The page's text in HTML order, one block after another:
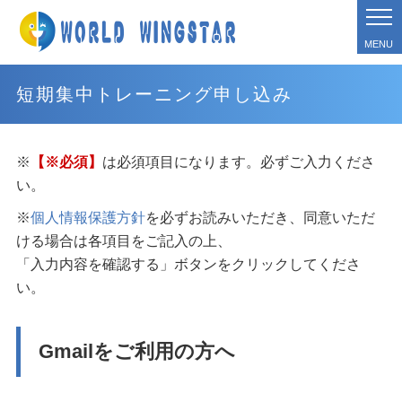
MENU
短期集中トレーニング申し込み
※ 【※必須】 は必須項目になります。必ずご入力くださ
い。
※個人情報保護方針を必ずお読みいただき、同意いただ
ける場合は各項目をご記入の上、
「入力内容を確認する」ボタンをクリックしてくださ
い。
Gmailをご利用の方へ